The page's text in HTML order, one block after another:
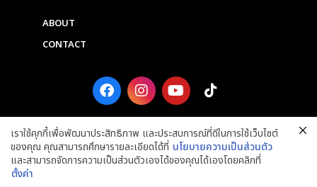
ABOUT
CONTACT
F
a
c
e
b
o
o
I
n
s
t
a
g
r
Y
o
u
t
u
b
e
T
i
k
t
o
k
เราใช้คุกกี้เพื่อพัฒนาประสิทธิภาพ และประสบการณ์ที่ดีในการใช้เว็บไซต์
ของคุณ คุณสามารถศึกษารายละเอียดได้ที่ นโยบายความเป็นส่วนตัว
และสามารถจัดการความเป็นส่วนตัวเองได้ของคุณได้เองโดยคลิกที่
ตั้งค่า